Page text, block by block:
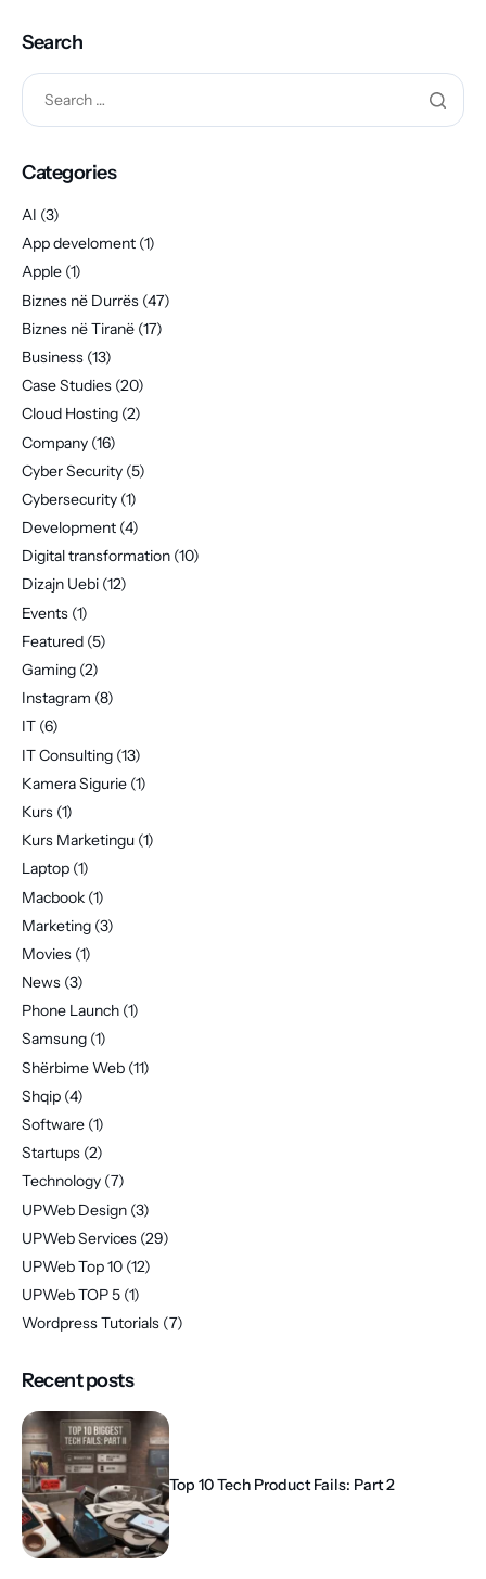
Search
Categories
AI (3)
App develoment (1)
Apple (1)
Biznes në Durrës (47)
Biznes në Tiranë (17)
Business (13)
Case Studies (20)
Cloud Hosting (2)
Company (16)
Cyber Security (5)
Cybersecurity (1)
Development (4)
Digital transformation (10)
Dizajn Uebi (12)
Events (1)
Featured (5)
Gaming (2)
Instagram (8)
IT (6)
IT Consulting (13)
Kamera Sigurie (1)
Kurs (1)
Kurs Marketingu (1)
Laptop (1)
Macbook (1)
Marketing (3)
Movies (1)
News (3)
Phone Launch (1)
Samsung (1)
Shërbime Web (11)
Shqip (4)
Software (1)
Startups (2)
Technology (7)
UPWeb Design (3)
UPWeb Services (29)
UPWeb Top 10 (12)
UPWeb TOP 5 (1)
Wordpress Tutorials (7)
Recent posts
Top 10 Tech Product Fails: Part 2